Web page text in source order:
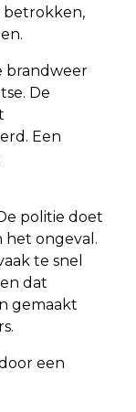
betrokken,
brandweer
De
Een
politie doet
het ongeval.
te snel
dat
gemaakt
een